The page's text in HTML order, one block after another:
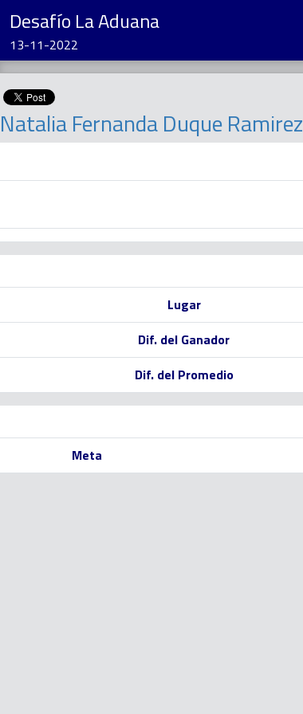
Desafío La Aduana
13-11-2022
Natalia Fernanda Duque Ramirez
Lugar
Dif. del Ganador
Dif. del Promedio
Meta